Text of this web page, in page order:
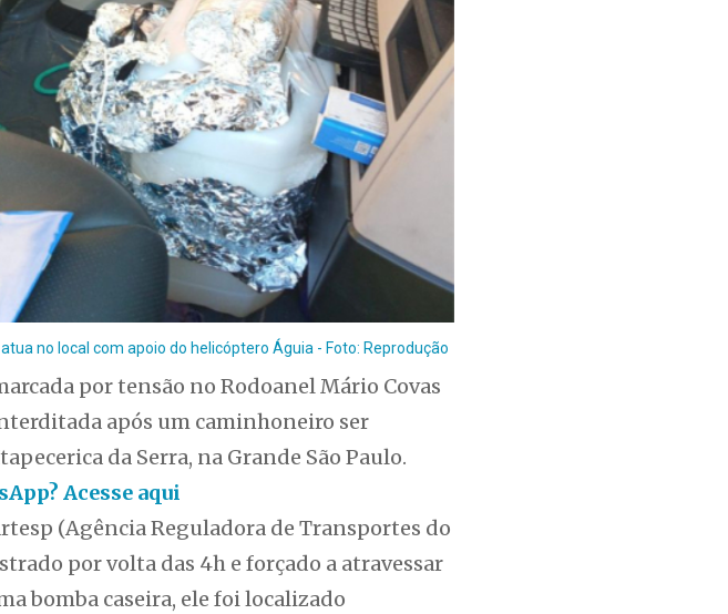
no local com apoio do helicóptero Águia - Foto: Reprodução
por tensão no Rodoanel Mário Covas
após um caminhoneiro ser
da Serra, na Grande São Paulo.
Acesse aqui
(Agência Reguladora de Transportes do
por volta das 4h e forçado a atravessar
bomba caseira, ele foi localizado